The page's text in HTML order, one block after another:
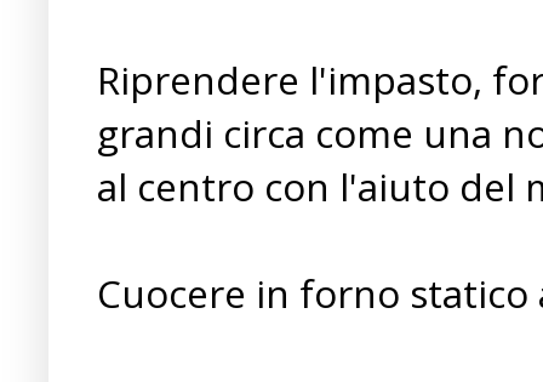
Riprendere l'impasto,
grandi circa come una
al centro con l'aiuto del
Cuocere in forno statico